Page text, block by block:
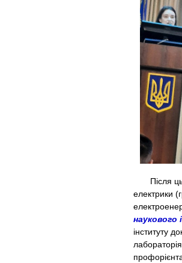
Після
електрики
наукового
інституту